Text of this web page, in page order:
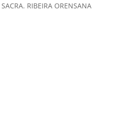
RIBEIRA ORENSANA